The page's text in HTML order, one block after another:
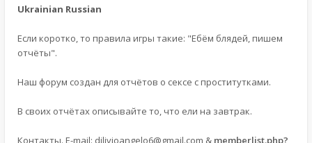
Ukrainian Russian
Если коротко, то правила игры такие: "Ебём блядей, пишем
отчёты".
Наш форум создан для отчётов о сексе с проститутками.
В своих отчётах описывайте то, что ели на завтрак.
Контакты. E-mail: dilivioangelo6@gmail.com & memberlist.php?